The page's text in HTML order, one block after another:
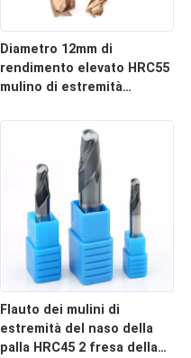
Diametro 12mm di
rendimento elevato HRC55
mulino di estremità
Flauto dei mulini di
estremità del naso della
palla HRC45 2 fresa della